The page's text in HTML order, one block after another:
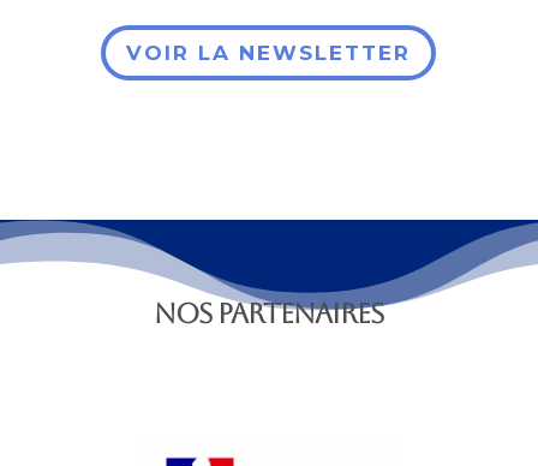
VOIR LA NEWSLETTER
NOS PARTENAIRES